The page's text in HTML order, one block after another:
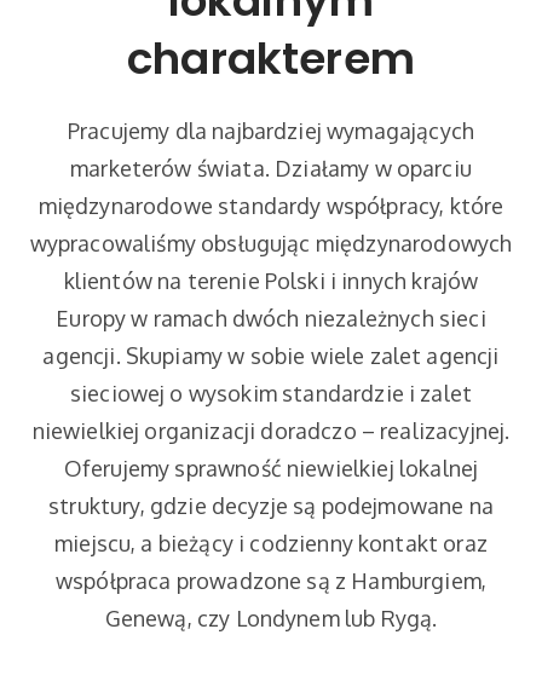
charakterem
Pracujemy dla najbardziej wymagających
marketerów świata. Działamy w oparciu
międzynarodowe standardy współpracy, które
wypracowaliśmy obsługując międzynarodowych
klientów na terenie Polski i innych krajów
Europy w ramach dwóch niezależnych sieci
agencji. Skupiamy w sobie wiele zalet agencji
sieciowej o wysokim standardzie i zalet
niewielkiej organizacji doradczo – realizacyjnej.
Oferujemy sprawność niewielkiej lokalnej
struktury, gdzie decyzje są podejmowane na
miejscu, a bieżący i codzienny kontakt oraz
współpraca prowadzone są z Hamburgiem,
Genewą, czy Londynem lub Rygą.